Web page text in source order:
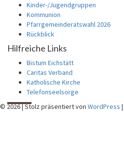
Kinder-/Jugendgruppen
Kommunion
Pfarrgemeinderatswahl 2026
Rückblick
Hilfreiche Links
Bistum Eichstätt
Caritas Verband
Katholische Kirche
Telefonseelsorge
© 2026|Stolz präsentiert von WordPress |